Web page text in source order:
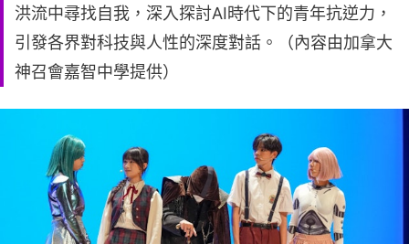
洪流中尋找自我，深入探討AI時代下的青年抗逆力，
引發各界對科技與人性的深度對話。（內容由加拿大
神召會嘉智中學提供）